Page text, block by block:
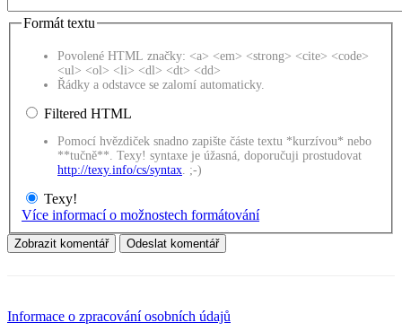
Formát textu
Povolené HTML značky: <a> <em> <strong> <cite> <code>
<ul> <ol> <li> <dl> <dt> <dd>
Řádky a odstavce se zalomí automaticky.
Filtered HTML
Pomocí hvězdiček snadno zapište částe textu *kurzívou* nebo
**tučně**. Texy! syntaxe je úžasná, doporučuji prostudovat
http://texy.info/cs/syntax . ;-)
Texy!
Více informací o možnostech formátování
Informace o zpracování osobních údajů